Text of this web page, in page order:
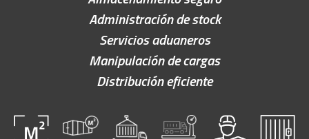
Administración de stock
Servicios aduaneros
Manipulación de cargas
Distribución eficiente